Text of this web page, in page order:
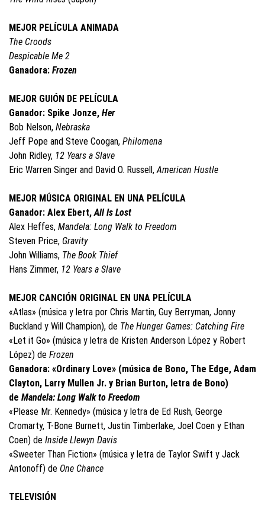
MEJOR PELÍCULA ANIMADA
The Croods
Despicable Me 2
Ganadora: Frozen
MEJOR GUIÓN DE PELÍCULA
Ganador: Spike Jonze, Her
Bob Nelson, Nebraska
Jeff Pope and Steve Coogan, Philomena
John Ridley, 12 Years a Slave
Eric Warren Singer and David O. Russell,American Hustle
MEJOR MÚSICA ORIGINAL EN UNA PELÍCULA
Ganador: Alex Ebert,All Is Lost
Alex Heffes, Mandela: Long Walk to Freedom
Steven Price, Gravity
John Williams, The Book Thief
Hans Zimmer, 12 Years a Slave
MEJOR CANCIÓN ORIGINAL EN UNA PELÍCULA
«Atlas» (música y letra por Chris Martin, Guy Berryman, Jonny
Buckland y Will Champion), de The Hunger Games: Catching Fire
«Let it Go» (música y letra de Kristen Anderson López y Robert
López) de Frozen
Ganadora: «Ordinary Love» (música de Bono, The Edge, Adam
Clayton, Larry Mullen Jr. y Brian Burton, letra de Bono)
de Mandela: Long Walk to Freedom
«Please Mr. Kennedy» (música y letra de Ed Rush, George
Cromarty, T-Bone Burnett, Justin Timberlake, Joel Coen y Ethan
Coen) de Inside Llewyn Davis
«Sweeter Than Fiction» (música y letra de Taylor Swift y Jack
Antonoff) de One Chance
TELEVISIÓN